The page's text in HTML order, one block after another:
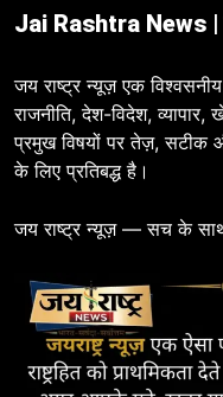
Jai Rashtra News |
जय राष्ट्र न्यूज़ एक
राजनीति, देश-विदेश,
प्रमुख विषयों पर तेज़, सटीक
के लिए प्रतिबद्ध है।
जय राष्ट्र न्यूज़ — सच के